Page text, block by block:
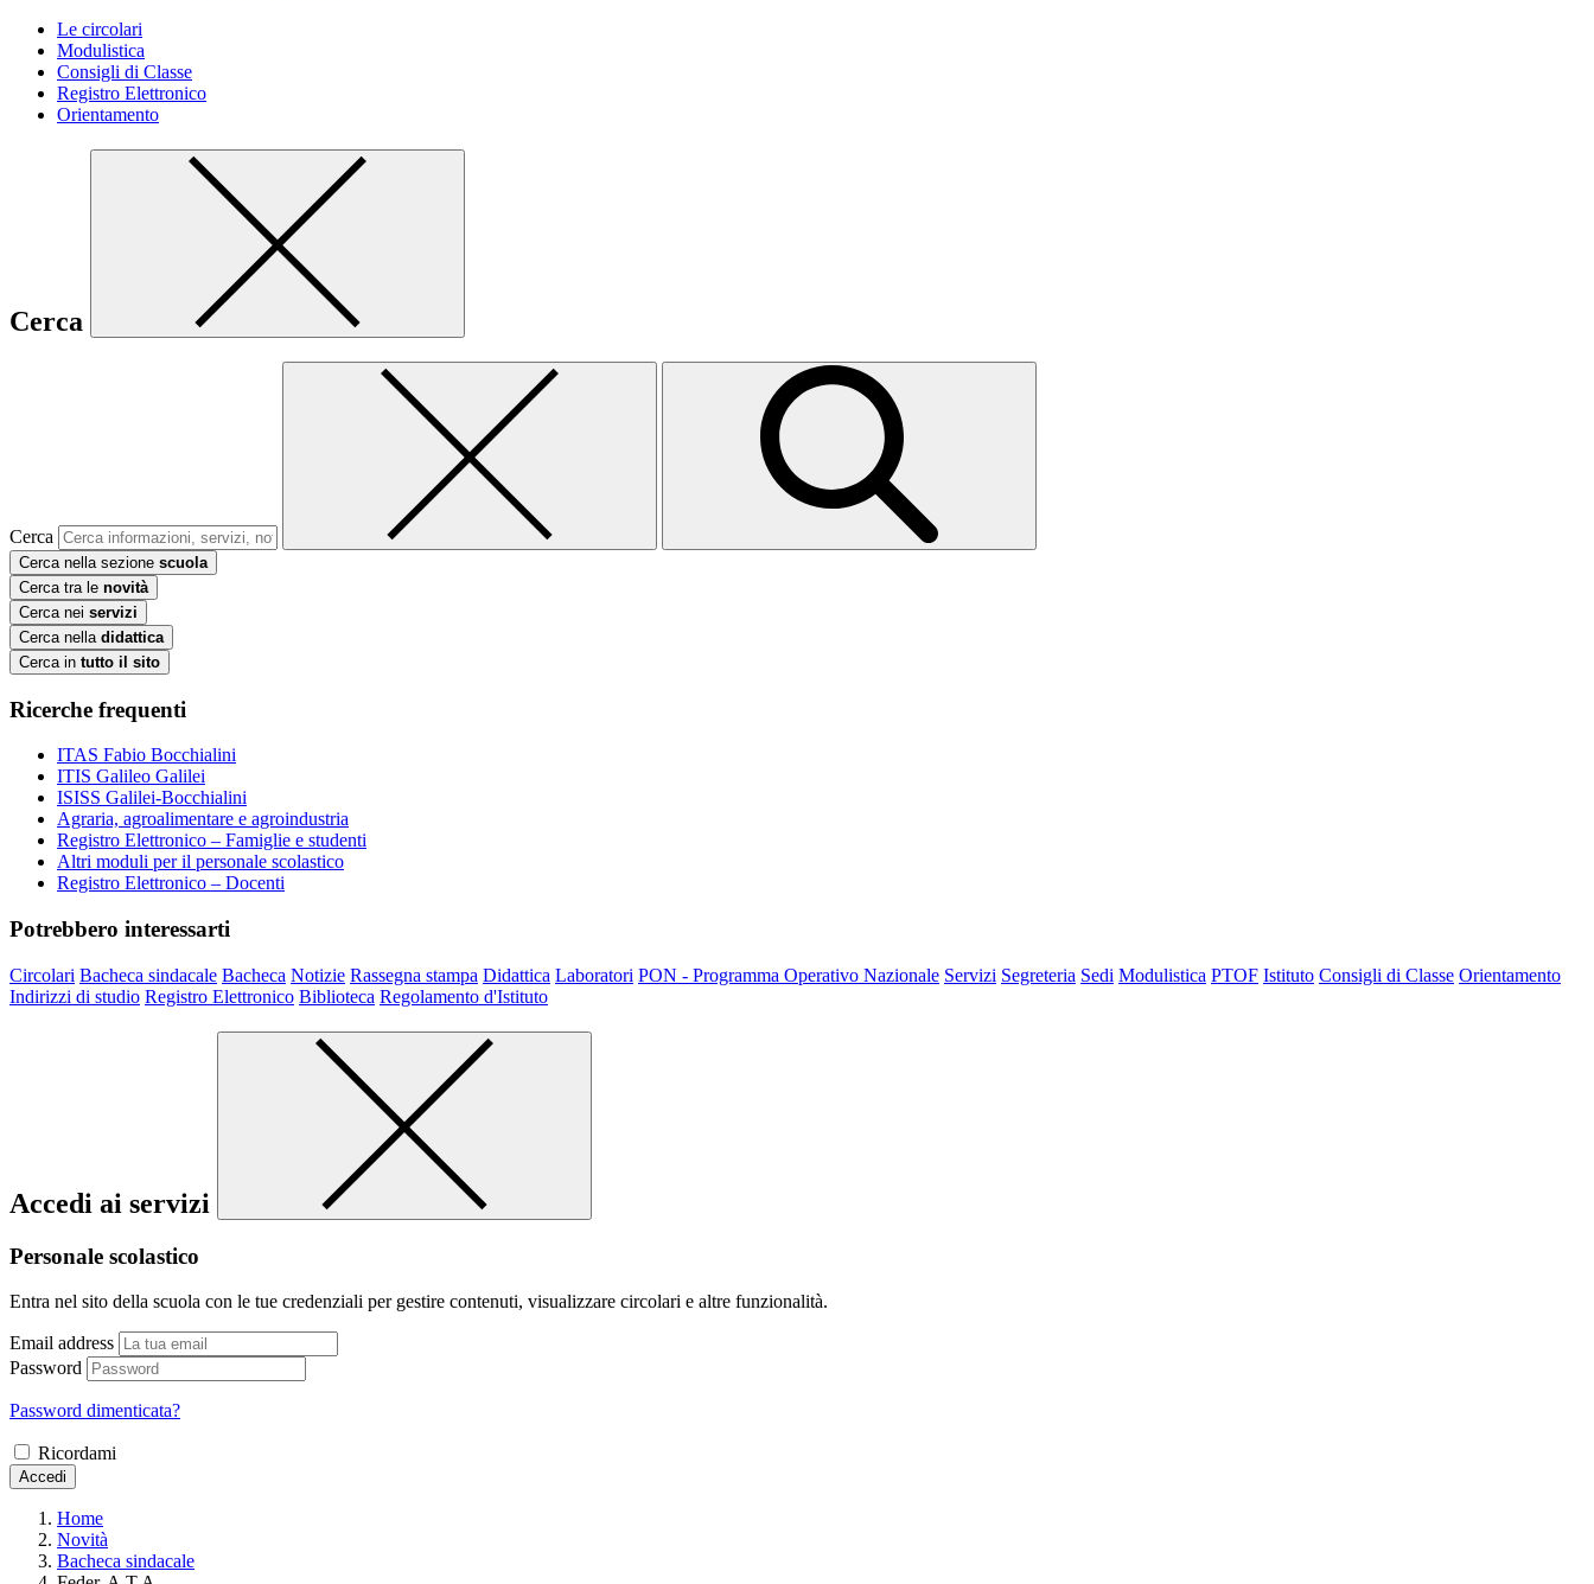
Le circolari
Modulistica
Consigli di Classe
Registro Elettronico
Orientamento
Cerca
Cerca
Cerca nella sezione scuola
Cerca tra le novità
Cerca nei servizi
Cerca nella didattica
Cerca in tutto il sito
Ricerche frequenti
ITAS Fabio Bocchialini
ITIS Galileo Galilei
ISISS Galilei-Bocchialini
Agraria, agroalimentare e agroindustria
Registro Elettronico – Famiglie e studenti
Altri moduli per il personale scolastico
Registro Elettronico – Docenti
Potrebbero interessarti
Circolari Bacheca sindacale Bacheca Notizie Rassegna stampa Didattica Laboratori PON - Programma Operativo Nazionale Servizi Segreteria Sedi Modulistica PTOF Istituto Consigli di Classe Orientamento
Indirizzi di studio Registro Elettronico Biblioteca Regolamento d'Istituto
Accedi ai servizi
Personale scolastico
Entra nel sito della scuola con le tue credenziali per gestire contenuti, visualizzare circolari e altre funzionalità.
Email address
Password
Password dimenticata?
Ricordami
Accedi
Home
Novità
Bacheca sindacale